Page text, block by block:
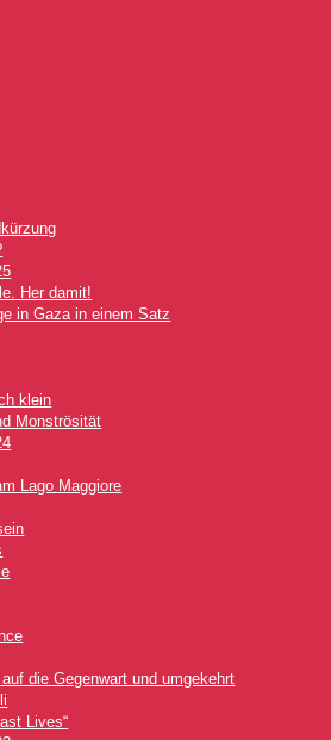
Her damit!
in Gaza in einem Satz
klein
Monströsität
Lago Maggiore
die Gegenwart und umgekehrt
Lives“